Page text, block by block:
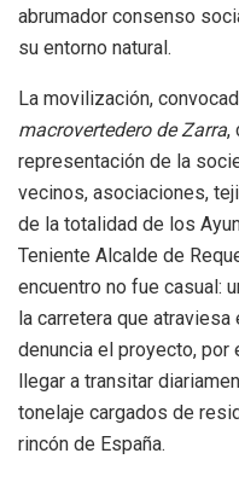
abrumador consenso
su entorno natural.
La movilización,
macrovertedero de Zarra,
representación de la
vecinos, asociaciones,
de la totalidad de los
Teniente Alcalde de
encuentro no fue casual:
la carretera que atraviesa
denuncia el proyecto,
llegar a transitar
tonelaje cargados de
rincón de España.